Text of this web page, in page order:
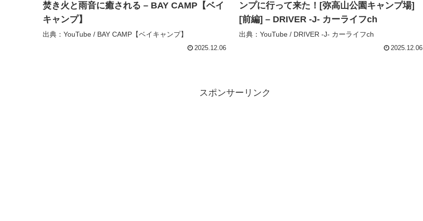
焚き火と雨音に癒される – BAY CAMP【ベイ
キャンプ】
出典：YouTube / BAY CAMP【ベイキャンプ】
2025.12.06
ンプに行って来た！[弥高山公園キャンプ場]
[前編] – DRIVER -J- カーライフch
出典：YouTube / DRIVER -J- カーライフch
2025.12.06
スポンサーリンク